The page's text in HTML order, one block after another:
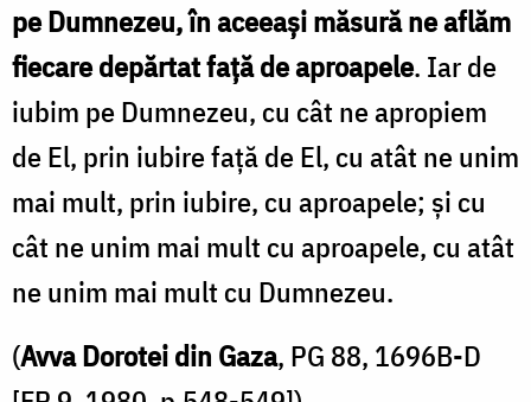
pe Dumnezeu, în aceeași măsură ne aflăm
fiecare depărtat față de aproapele. Iar de
iubim pe Dumnezeu, cu cât ne apropiem
de El, prin iubire față de El, cu atât ne unim
mai mult, prin iubire, cu aproapele; și cu
cât ne unim mai mult cu aproapele, cu atât
ne unim mai mult cu Dumnezeu.
(Avva Dorotei din Gaza, PG 88, 1696B-D